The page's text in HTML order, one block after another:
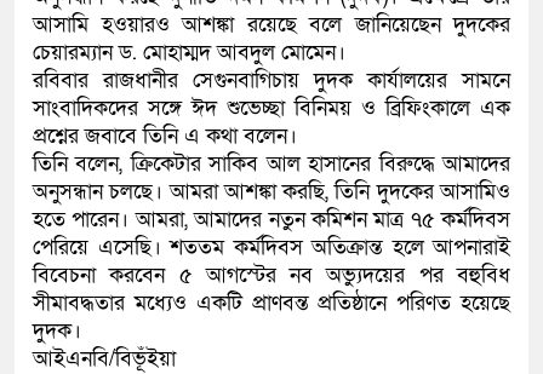
কলিমউল্লাহকে (ভিডিও)
আসামি হওয়ারও আশঙ্কা রয়েছে বলে জানিয়েছেন দুদকের
চেয়ারম্যান ড. মোহাম্মদ আবদুল মোমেন।
রবিবার রাজধানীর সেগুনবাগিচায় দুদক কার্যালয়ের সামনে
সাংবাদিকদের সঙ্গে ঈদ শুভেচ্ছা বিনিময় ও ব্রিফিংকালে এক
প্রশ্নের জবাবে তিনি এ কথা বলেন।
তিনি বলেন, ক্রিকেটার সাকিব আল হাসানের বিরুদ্ধে আমাদের
অনুসন্ধান চলছে। আমরা আশঙ্কা করছি, তিনি দুদকের আসামিও
হতে পারেন। আমরা, আমাদের নতুন কমিশন মাত্র ৭৫ কর্মদিবস
পেরিয়ে এসেছি। শততম কর্মদিবস অতিক্রান্ত হলে আপনারাই
বিবেচনা করবেন ৫ আগস্টের নব অভ্যুদয়ের পর বহুবিধ
সীমাবদ্ধতার মধ্যেও একটি প্রাণবন্ত প্রতিষ্ঠানে পরিণত হয়েছে
দুদক।
আইএনবি/বিভূঁইয়া